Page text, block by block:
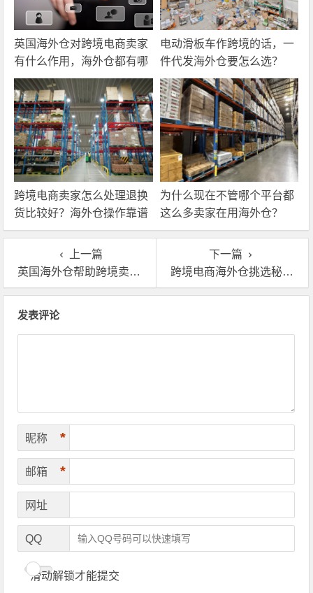
英国海外仓对跨境电商卖家
有什么作用，海外仓都有哪
些核心服务？
电动滑板车作跨境的话，一
件代发海外仓要怎么选？
跨境电商卖家怎么处理退换
货比较好？海外仓操作靠谱
吗？
为什么现在不管哪个平台都
这么多卖家在用海外仓？
上一篇
英国海外仓帮助跨境卖家实现本土履约，你用对了吗？
下一篇
跨境电商海外仓挑选秘籍在此，不用找啦！
发表评论
昵称 *
邮箱 *
网址
QQ
滑动解锁才能提交